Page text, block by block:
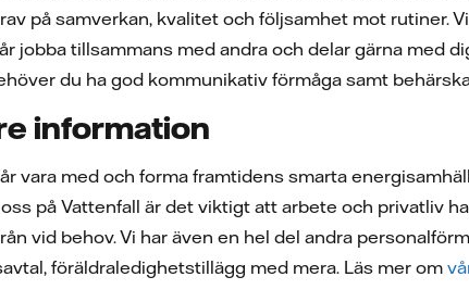
på samverkan, kvalitet och följsamhet mot
jobba tillsammans med andra och delar gärna med
du ha god kommunikativ förmåga samt
information
vara med och forma framtidens smarta
på Vattenfall är det viktigt att arbete och privatliv
vid behov. Vi har även en hel del andra
föräldraledighetstillägg med mera. Läs mer om